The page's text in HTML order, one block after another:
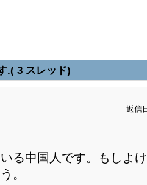
.( 3 スレッド)
返信
る中国人です。もしよ
。